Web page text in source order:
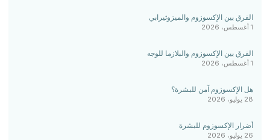
الفرق بين الإكسوزوم والميزوثيرابي
1 أغسطس، 2026
الفرق بين الإكسوزوم والبلازما للوجه
1 أغسطس، 2026
هل الإكسوزوم آمن للبشرة؟
28 يوليو، 2026
أضرار الإكسوزوم للبشرة
26 يوليو، 2026